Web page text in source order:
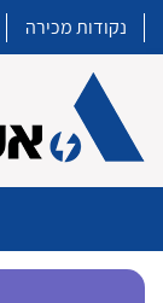
נקודות מכירה